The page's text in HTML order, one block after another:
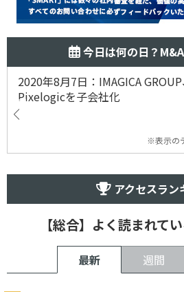
今日は何の日？
2020年8月7日：IMAGICA
Pixelogicを子会社化
※表示の
アクセスラン
【総合】よく読まれて
最新 週間